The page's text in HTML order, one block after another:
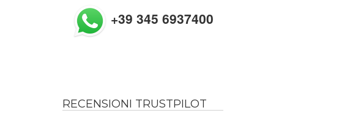
+39 345 6937400
RECENSIONI TRUSTPILOT